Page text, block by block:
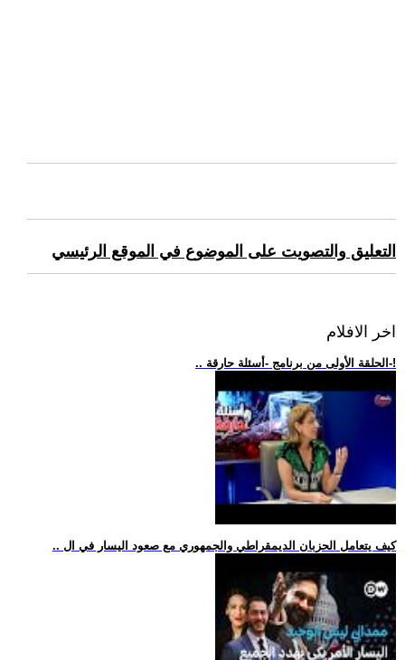
التعليق والتصويت على الموضوع في الموقع الرئيسي
اخر الافلام
.. الحلقة الأولى من برنامج -أسئلة حارقة-!
.. كيف يتعامل الحزبان الديمقراطي والجمهوري مع صعود اليسار في ال